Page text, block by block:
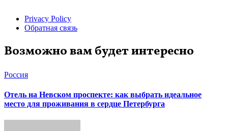
Privacy Policy
Обратная связь
Возможно вам будет интересно
Россия
Отель на Невском проспекте: как выбрать идеальное
место для проживания в сердце Петербурга